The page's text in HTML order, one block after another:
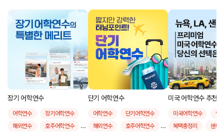
장기 어학연수
어학연수
장기어학연수
해외연수
호주어학연수
단기 어학연수
어학연수
단기어학연수
해외연수
호주어학연수
미국 어학연수 추천
미국어학연수
인
혜택총정리
샌디